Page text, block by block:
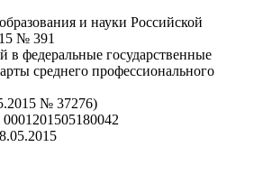
и науки Российской
№ 391
в федеральные государственные
среднего профессионального
№ 37276)
0001201505180042